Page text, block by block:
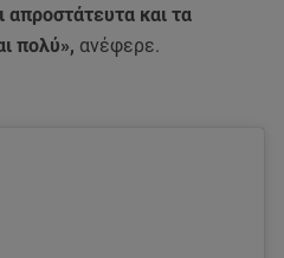
απροστάτευτα και τα
πολύ», ανέφερε.